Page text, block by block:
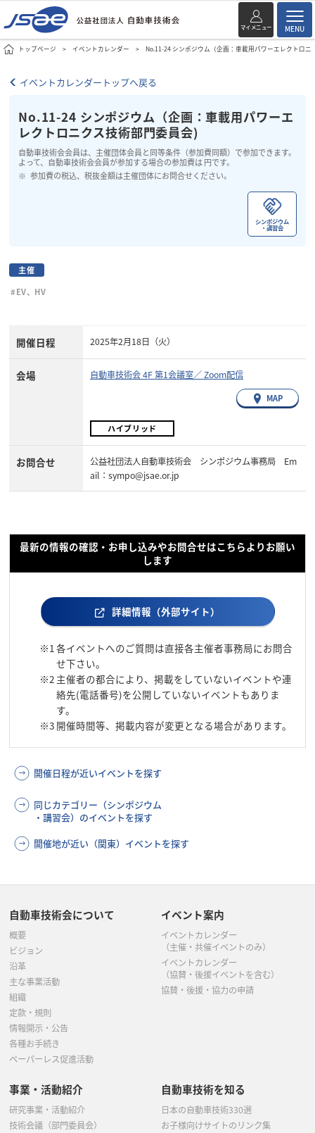
マイメニュー MENU
トップページ イベントカレンダー No.11-24 シンポジウム（企画：車載用パワーエレクトロニ
イベントカレンダートップへ戻る
No.11-24 シンポジウム（企画：車載用パワーエ
レクトロニクス技術部門委員会)
自動車技術会会員は、主催団体会員と同等条件（参加費同額）で参加できます。
よって、自動車技術会会員が参加する場合の参加費は 円です。
参加費の税込、税抜金額は主催団体にお問合せください。
シンポジウム
・講習会
主催
#EV、HV
開催日程 2025年2月18日（火）
会場 自動車技術会 4F 第1会議室／ Zoom配信
MAP
ハイブリッド
お問合せ
公益社団法人自動車技術会 シンポジウム事務局 Em
ail：sympo@jsae.or.jp
最新の情報の確認・お申し込みやお問合せはこちらよりお願い
します
詳細情報（外部サイト）
※1 各イベントへのご質問は直接各主催者事務局にお問合
せ下さい。
※2 主催者の都合により、掲載をしていないイベントや連
絡先(電話番号)を公開していないイベントもありま
す。
※3 開催時間等、掲載内容が変更となる場合があります。
開催日程が近いイベントを探す
同じカテゴリー（シンポジウム
・講習会）のイベントを探す
開催地が近い（関東）イベントを探す
自動車技術会について
概要
ビジョン
沿革
主な事業活動
組織
定款・規則
情報開示・公告
各種お手続き
ペーパーレス促進活動
イベント案内
イベントカレンダー
（主催・共催イベントのみ）
イベントカレンダー
（協賛・後援イベントを含む）
協賛・後援・協力の申請
事業・活動紹介
研究事業・活動紹介
技術会議（部門委員会）
自動車技術を知る
日本の自動車技術330選
お子様向けサイトのリンク集